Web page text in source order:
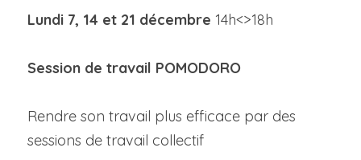
Lundi 7, 14 et 21 décembre 14h<>18h
Session de travail POMODORO
Rendre son travail plus efficace par des
sessions de travail collectif